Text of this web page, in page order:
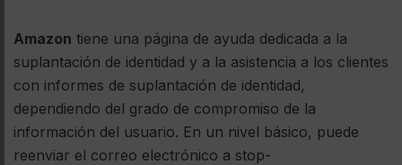
Amazon tiene una página de ayuda dedicada a la
suplantación de identidad y a la asistencia a los clientes
con informes de suplantación de identidad,
dependiendo del grado de compromiso de la
información del usuario. En un nivel básico, puede
reenviar el correo electrónico a stop-